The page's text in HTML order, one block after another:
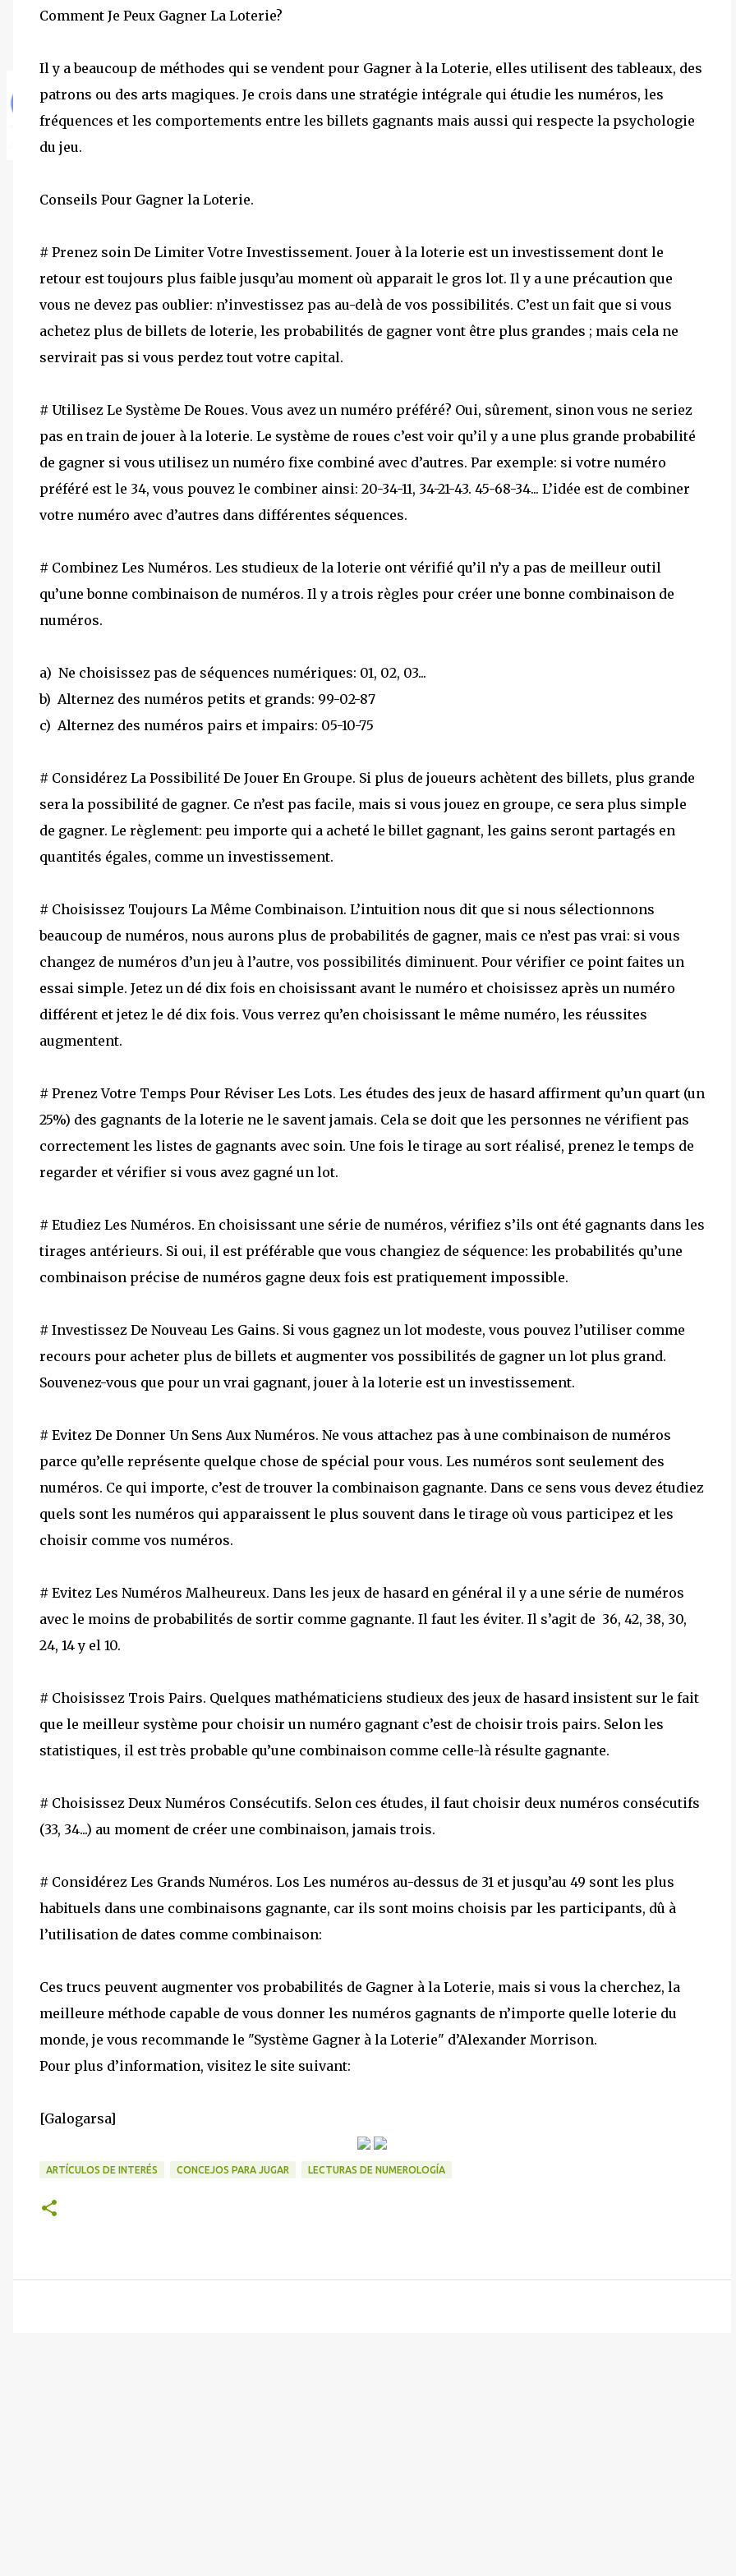
Comment Je Peux Gagner La Loterie?
Il y a beaucoup de méthodes qui se vendent pour Gagner à la Loterie, elles utilisent des tableaux, des
patrons ou des arts magiques. Je crois dans une stratégie intégrale qui étudie les numéros, les
fréquences et les comportements entre les billets gagnants mais aussi qui respecte la psychologie
du jeu.
Conseils Pour Gagner la Loterie.
# Prenez soin De Limiter Votre Investissement. Jouer à la loterie est un investissement dont le
retour est toujours plus faible jusqu’au moment où apparait le gros lot. Il y a une précaution que
vous ne devez pas oublier: n’investissez pas au-delà de vos possibilités. C’est un fait que si vous
achetez plus de billets de loterie, les probabilités de gagner vont être plus grandes ; mais cela ne
servirait pas si vous perdez tout votre capital.
# Utilisez Le Système De Roues. Vous avez un numéro préféré? Oui, sûrement, sinon vous ne seriez
pas en train de jouer à la loterie. Le système de roues c’est voir qu’il y a une plus grande probabilité
de gagner si vous utilisez un numéro fixe combiné avec d’autres. Par exemple: si votre numéro
préféré est le 34, vous pouvez le combiner ainsi: 20-34-11, 34-21-43. 45-68-34... L’idée est de combiner
votre numéro avec d’autres dans différentes séquences.
# Combinez Les Numéros. Les studieux de la loterie ont vérifié qu’il n’y a pas de meilleur outil
qu’une bonne combinaison de numéros. Il y a trois règles pour créer une bonne combinaison de
numéros.
a) Ne choisissez pas de séquences numériques: 01, 02, 03...
b) Alternez des numéros petits et grands: 99-02-87
c) Alternez des numéros pairs et impairs: 05-10-75
# Considérez La Possibilité De Jouer En Groupe. Si plus de joueurs achètent des billets, plus grande
sera la possibilité de gagner. Ce n’est pas facile, mais si vous jouez en groupe, ce sera plus simple
de gagner. Le règlement: peu importe qui a acheté le billet gagnant, les gains seront partagés en
quantités égales, comme un investissement.
# Choisissez Toujours La Même Combinaison. L’intuition nous dit que si nous sélectionnons
beaucoup de numéros, nous aurons plus de probabilités de gagner, mais ce n’est pas vrai: si vous
changez de numéros d’un jeu à l’autre, vos possibilités diminuent. Pour vérifier ce point faites un
essai simple. Jetez un dé dix fois en choisissant avant le numéro et choisissez après un numéro
différent et jetez le dé dix fois. Vous verrez qu’en choisissant le même numéro, les réussites
augmentent.
# Prenez Votre Temps Pour Réviser Les Lots. Les études des jeux de hasard affirment qu’un quart (un
25%) des gagnants de la loterie ne le savent jamais. Cela se doit que les personnes ne vérifient pas
correctement les listes de gagnants avec soin. Une fois le tirage au sort réalisé, prenez le temps de
regarder et vérifier si vous avez gagné un lot.
# Etudiez Les Numéros. En choisissant une série de numéros, vérifiez s’ils ont été gagnants dans les
tirages antérieurs. Si oui, il est préférable que vous changiez de séquence: les probabilités qu’une
combinaison précise de numéros gagne deux fois est pratiquement impossible.
# Investissez De Nouveau Les Gains. Si vous gagnez un lot modeste, vous pouvez l’utiliser comme
recours pour acheter plus de billets et augmenter vos possibilités de gagner un lot plus grand.
Souvenez-vous que pour un vrai gagnant, jouer à la loterie est un investissement.
# Evitez De Donner Un Sens Aux Numéros. Ne vous attachez pas à une combinaison de numéros
parce qu’elle représente quelque chose de spécial pour vous. Les numéros sont seulement des
numéros. Ce qui importe, c’est de trouver la combinaison gagnante. Dans ce sens vous devez étudiez
quels sont les numéros qui apparaissent le plus souvent dans le tirage où vous participez et les
choisir comme vos numéros.
# Evitez Les Numéros Malheureux. Dans les jeux de hasard en général il y a une série de numéros
avec le moins de probabilités de sortir comme gagnante. Il faut les éviter. Il s’agit de 36, 42, 38, 30,
24, 14 y el 10.
# Choisissez Trois Pairs. Quelques mathématiciens studieux des jeux de hasard insistent sur le fait
que le meilleur système pour choisir un numéro gagnant c’est de choisir trois pairs. Selon les
statistiques, il est très probable qu’une combinaison comme celle-là résulte gagnante.
# Choisissez Deux Numéros Consécutifs. Selon ces études, il faut choisir deux numéros consécutifs
(33, 34...) au moment de créer une combinaison, jamais trois.
# Considérez Les Grands Numéros. Los Les numéros au-dessus de 31 et jusqu’au 49 sont les plus
habituels dans une combinaisons gagnante, car ils sont moins choisis par les participants, dû à
l’utilisation de dates comme combinaison:
Ces trucs peuvent augmenter vos probabilités de Gagner à la Loterie, mais si vous la cherchez, la
meilleure méthode capable de vous donner les numéros gagnants de n’importe quelle loterie du
monde, je vous recommande le "Système Gagner à la Loterie" d’Alexander Morrison.
Pour plus d’information, visitez le site suivant:
[Galogarsa]
ARTÍCULOS DE INTERÉS CONCEJOS PARA JUGAR LECTURAS DE NUMEROLOGÍA